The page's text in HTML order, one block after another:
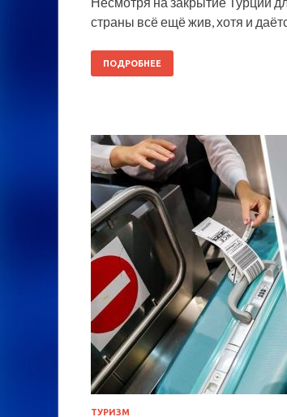
страны всё ещё жив, хотя и
ПОДРОБНЕЕ
ТУРИЗМ